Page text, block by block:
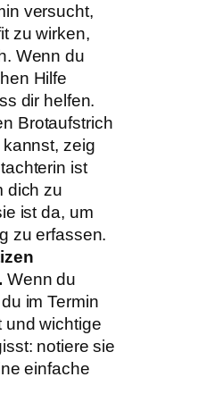
versucht,
zu wirken,
Wenn du
Hilfe
dir helfen.
Brotaufstrich
zeig
ist
dich zu
ist da, um
zu erfassen.
Wenn du
im Termin
und wichtige
notiere sie
einfache